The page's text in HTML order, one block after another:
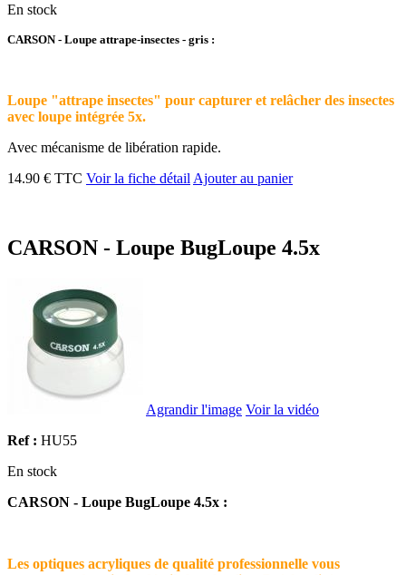
En stock
CARSON - Loupe attrape-insectes - gris :
Loupe "attrape insectes" pour capturer et relâcher des insectes
avec loupe intégrée 5x.
Avec mécanisme de libération rapide.
14.90 € TTC Voir la fiche détail Ajouter au panier
CARSON - Loupe BugLoupe 4.5x
Agrandir l'image Voir la vidéo
Ref : HU55
En stock
CARSON - Loupe BugLoupe 4.5x :
Les optiques acryliques de qualité professionnelle vous